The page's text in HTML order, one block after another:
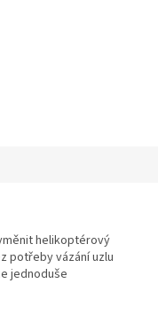
helikoptérový
potřeby vázání uzlu
jednoduše